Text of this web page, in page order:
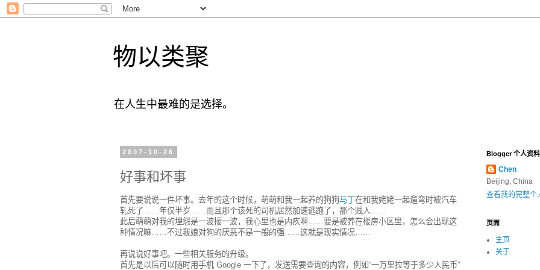
物以类聚
在人生中最难的是选择。
2007-10-26
好事和坏事
首先要说说一件坏事。去年的这个时候，萌萌和我一起养的狗狗马丁在和我姥姥一起遛弯时被汽车
轧死了……年仅半岁……而且那个该死的司机居然加速逃跑了，那个贱人……
此后萌萌对我的埋怨是一波接一波，我心里也是内疚啊……要是被养在楼房小区里，怎么会出现这
种情况嘛……不过我娘对狗的厌恶不是一般的强……这就是现实情况……
再说说好事吧。一些相关服务的升级。
首先是以后可以随时用手机 Google 一下了，发送需要查询的内容，例如“一万里拉等于多少人民币”
Blogger 个人资料
Chen
Beijing, China
查看我的完整个
页面
主页
关于